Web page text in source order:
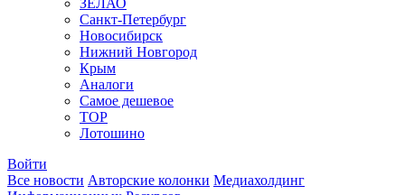
ЗЕЛАО
Санкт-Петербург
Новосибирск
Нижний Новгород
Крым
Аналоги
Самое дешевое
TOP
Лотошино
Войти
Все новости Авторские колонки Медиахолдинг